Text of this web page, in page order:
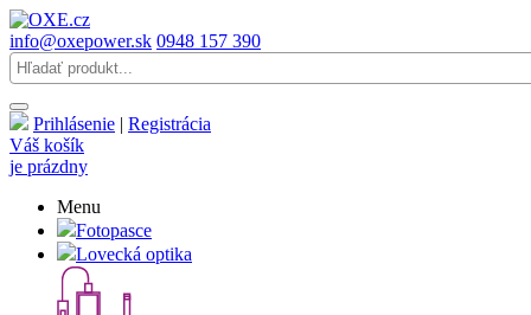
info@oxepower.sk 0948 157 390
Prihlásenie | Registrácia
Váš košík
je prázdny
Menu
Fotopasce
Lovecká optika